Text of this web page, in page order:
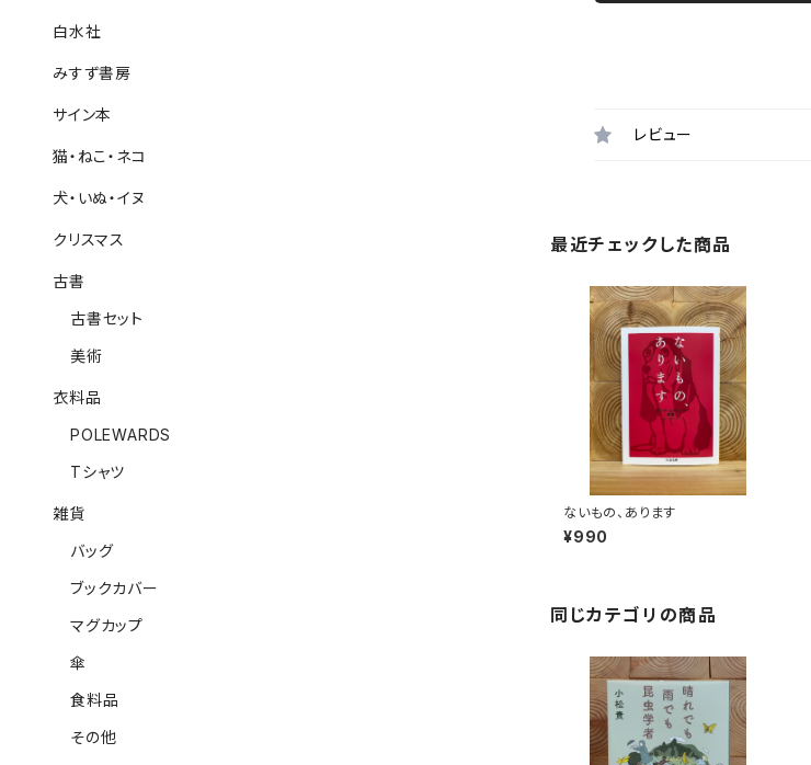
レビュー
最近チェックした商品
ないもの、あります
¥990
同じカテゴリの商品
白水社
みすず書房
サイン本
猫・ねこ・ネコ
犬・いぬ・イヌ
クリスマス
古書
古書セット
美術
衣料品
POLEWARDS
Tシャツ
雑貨
バッグ
ブックカバー
マグカップ
傘
食料品
その他